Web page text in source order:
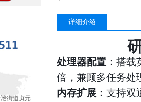
街道贞元
详细介绍
处理器配置： 搭载
倍，兼顾多任务处
内存扩展： 支持双